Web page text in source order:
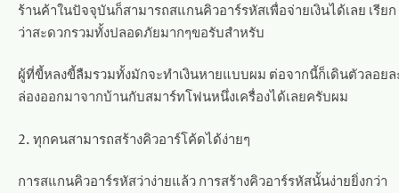
ร้านค้าในปัจจุบันก็สามารถสแกนคิวอาร์รหัสเพื่อจ่ายเงินได้เลย เรียก
ว่าสะดวกรวมทั้งปลอดภัยมากๆขอรับสำหรับ
ผู้ที่ขี้หลงขี้ลืมรวมทั้งมักจะทำเงินหายแบบผม ต่อจากนี้ก็เดินตัวลอยล
ล่องออกมาจากบ้านกับสมาร์ทโฟนหนึ่งเครื่องได้เลยครับผม
2. ทุกคนสามารถสร้างคิวอาร์โค้ดได้ง่ายๆ
การสแกนคิวอาร์รหัสว่าง่ายแล้ว การสร้างคิวอาร์รหัสนั้นง่ายยิ่งกว่า